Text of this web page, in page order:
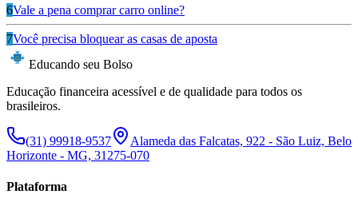
6Vale a pena comprar carro online?
7Você precisa bloquear as casas de aposta
Educando seu Bolso
Educação financeira acessível e de qualidade para todos os
brasileiros.
(31) 99918-9537
Alameda das Falcatas, 922 - São Luiz, Belo
Horizonte - MG, 31275-070
Plataforma